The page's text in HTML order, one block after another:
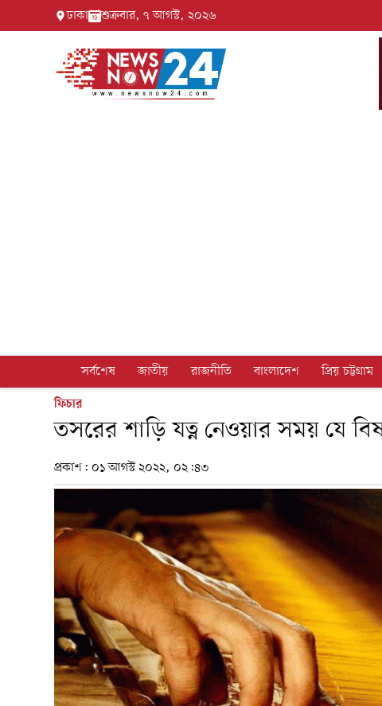
ঢাকা শুক্রবার, ৭ আগস্ট, ২০২৬
সর্বশেষ জাতীয় রাজনীতি বাংলাদেশ প্রিয় চট্টগ্রাম
ফিচার
তসরের শাড়ি যত্ন নেওয়ার সময় যে
প্রকাশ: ০১ আগস্ট ২০২২, ০২:৪৩